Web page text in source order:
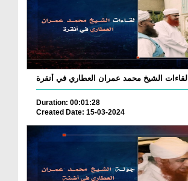
لقاءات الشيخ محمد عمران العطاري في أنقرة
Duration: 00:01:28
Created Date: 15-03-2024